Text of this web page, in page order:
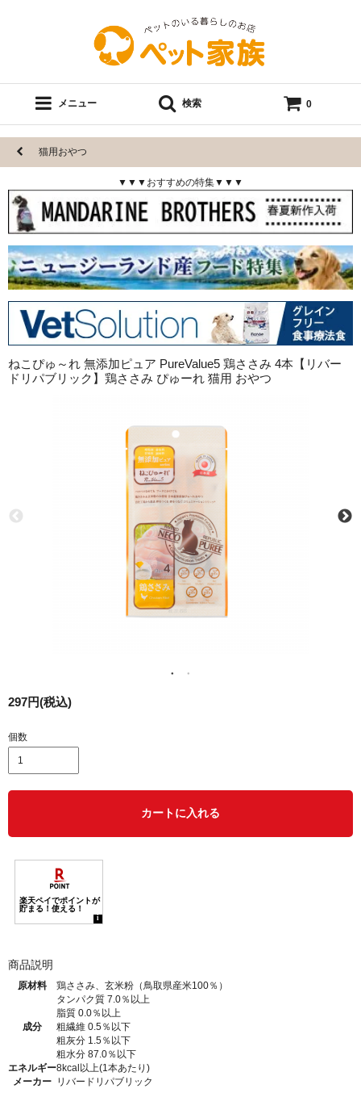
メニュー 検索 0
猫用おやつ
▼▼▼おすすめの特集▼▼▼
ねこぴゅ～れ 無添加ピュア PureValue5 鶏ささみ 4本【リバー
ドリパブリック】鶏ささみ ぴゅーれ 猫用 おやつ
297円(税込)
個数
カートに入れる
商品説明
原材料 鶏ささみ、玄米粉（鳥取県産米100％）
成分
タンパク質 7.0％以上
脂質 0.0％以上
粗繊維 0.5％以下
粗灰分 1.5％以下
粗水分 87.0％以下
エネルギー8kcal以上(1本あたり)
メーカー リバードリパブリック